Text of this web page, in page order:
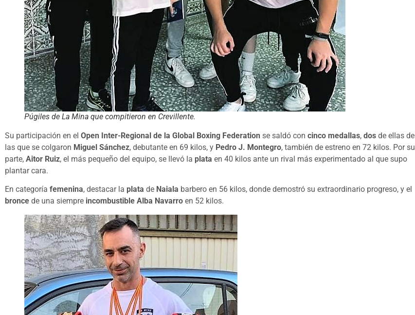
Púgiles de La Mina que compitieron en Crevillente.
Su participación en el Open Inter-Regional de la Global Boxing Federation se saldó con cinco medallas, dos de ellas de
las que se colgaron Miguel Sánchez, debutante en 69 kilos, y Pedro J. Montegro, también de estreno en 72 kilos. Por su
parte, Aitor Ruiz, el más pequeño del equipo, se llevó la plata en 40 kilos ante un rival más experimentado al que supo
plantar cara.
En categoría femenina, destacar la plata de Naiala barbero en 56 kilos, donde demostró su extraordinario progreso, y el
bronce de una siempre incombustible Alba Navarro en 52 kilos.